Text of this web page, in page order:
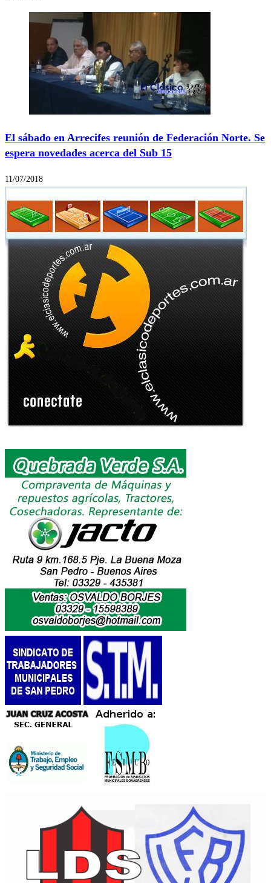
El sábado en Arrecifes reunión de Federación Norte. Se
espera novedades acerca del Sub 15
11/07/2018